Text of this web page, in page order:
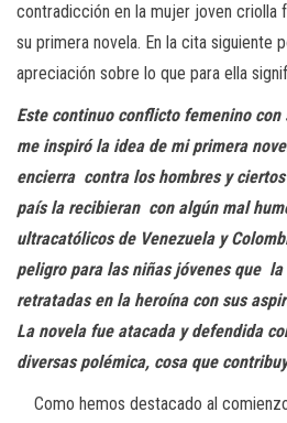
contradicción en la mujer joven criolla
su primera novela. En la cita siguiente
apreciación sobre lo que para ella
Este continuo conflicto femenino
me inspiró la idea de mi primera
encierra contra los hombres y
país la recibieran con algún mal
ultracatólicos de Venezuela y
peligro para las niñas jóvenes que
retratadas en la heroína con sus
La novela fue atacada y defendida
diversas polémica, cosa que
Como hemos destacado al